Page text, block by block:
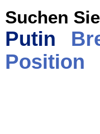
Suchen
Putin
Position